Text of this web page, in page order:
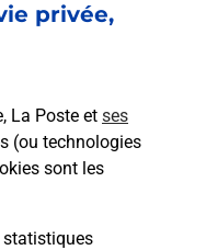
privée,
La Poste et ses
(ou technologies
sont les
statistiques
DUBOIS